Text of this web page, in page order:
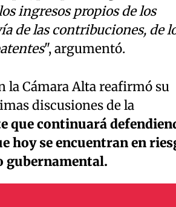
ingresos propios de los
de las contribuciones, de
", argumentó.
la Cámara Alta reafirmó su
discusiones de la
que continuará
hoy se encuentran en
gubernamental.